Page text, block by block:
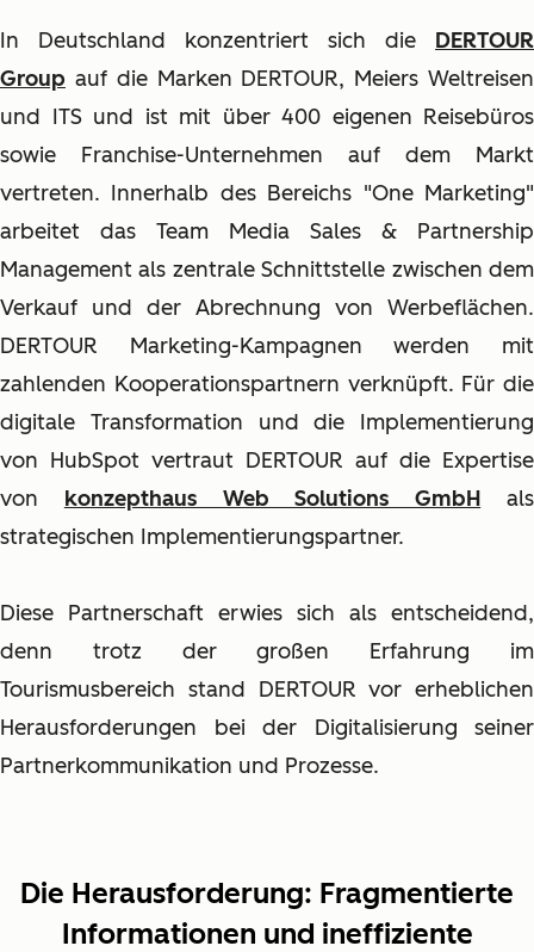
In Deutschland konzentriert sich die DERTOUR
Group auf die Marken DERTOUR, Meiers Weltreisen
und ITS und ist mit über 400 eigenen Reisebüros
sowie Franchise-Unternehmen auf dem Markt
vertreten. Innerhalb des Bereichs "One Marketing"
arbeitet das Team Media Sales & Partnership
Management als zentrale Schnittstelle zwischen dem
Verkauf und der Abrechnung von Werbeflächen.
DERTOUR Marketing-Kampagnen werden mit
zahlenden Kooperationspartnern verknüpft. Für die
digitale Transformation und die Implementierung
von HubSpot vertraut DERTOUR auf die Expertise
von konzepthaus Web Solutions GmbH als
strategischen Implementierungspartner.
Diese Partnerschaft erwies sich als entscheidend,
denn trotz der großen Erfahrung im
Tourismusbereich stand DERTOUR vor erheblichen
Herausforderungen bei der Digitalisierung seiner
Partnerkommunikation und Prozesse.
Die Herausforderung: Fragmentierte
Informationen und ineffiziente